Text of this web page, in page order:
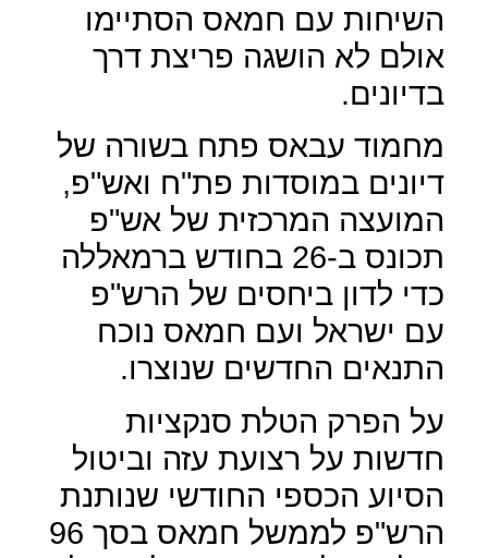
השיחות עם חמאס הסתיימו
אולם לא הושגה פריצת דרך
בדיונים.
מחמוד עבאס פתח בשורה של
דיונים במוסדות פת"ח ואש"פ,
המועצה המרכזית של אש"פ
תכונס ב-26 בחודש ברמאללה
כדי לדון ביחסים של הרש"פ
עם ישראל ועם חמאס נוכח
התנאים החדשים שנוצרו.
על הפרק הטלת סנקציות
חדשות על רצועת עזה וביטול
הסיוע הכספי החודשי שנותנת
הרש"פ לממשל חמאס בסך 96